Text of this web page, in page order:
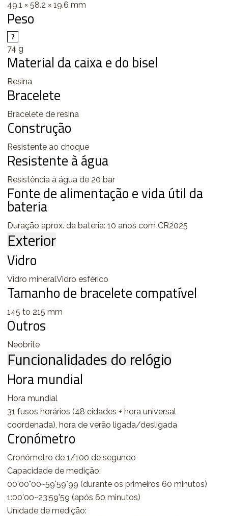
49.1 × 58.2 × 19.6 mm
Peso
74 g
Material da caixa e do bisel
Resina
Bracelete
Bracelete de resina
Construção
Resistente ao choque
Resistente à água
Resistência à água de 20 bar
Fonte de alimentação e vida útil da
bateria
Duração aprox. da bateria: 10 anos com CR2025
Exterior
Vidro
Vidro mineralVidro esférico
Tamanho de bracelete compatível
145 to 215 mm
Outros
Neobrite
Funcionalidades do relógio
Hora mundial
Hora mundial
31 fusos horários (48 cidades + hora universal
coordenada), hora de verão ligada/desligada
Cronómetro
Cronómetro de 1/100 de segundo
Capacidade de medição:
00'00"00~59'59"99 (durante os primeiros 60 minutos)
1:00'00~23:59'59 (após 60 minutos)
Unidade de medição: